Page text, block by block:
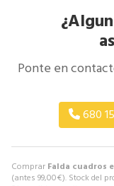
Comprar Falda cuadros
(antes 99,00€). Stock del
Ponte en
680